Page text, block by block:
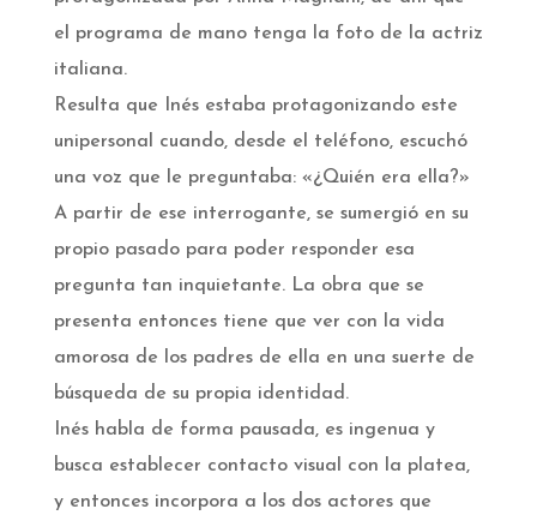
el programa de mano tenga la foto de la actriz
italiana.
Resulta que Inés estaba protagonizando este
unipersonal cuando, desde el teléfono, escuchó
una voz que le preguntaba: «¿Quién era ella?»
A partir de ese interrogante, se sumergió en su
propio pasado para poder responder esa
pregunta tan inquietante. La obra que se
presenta entonces tiene que ver con la vida
amorosa de los padres de ella en una suerte de
búsqueda de su propia identidad.
Inés habla de forma pausada, es ingenua y
busca establecer contacto visual con la platea,
y entonces incorpora a los dos actores que